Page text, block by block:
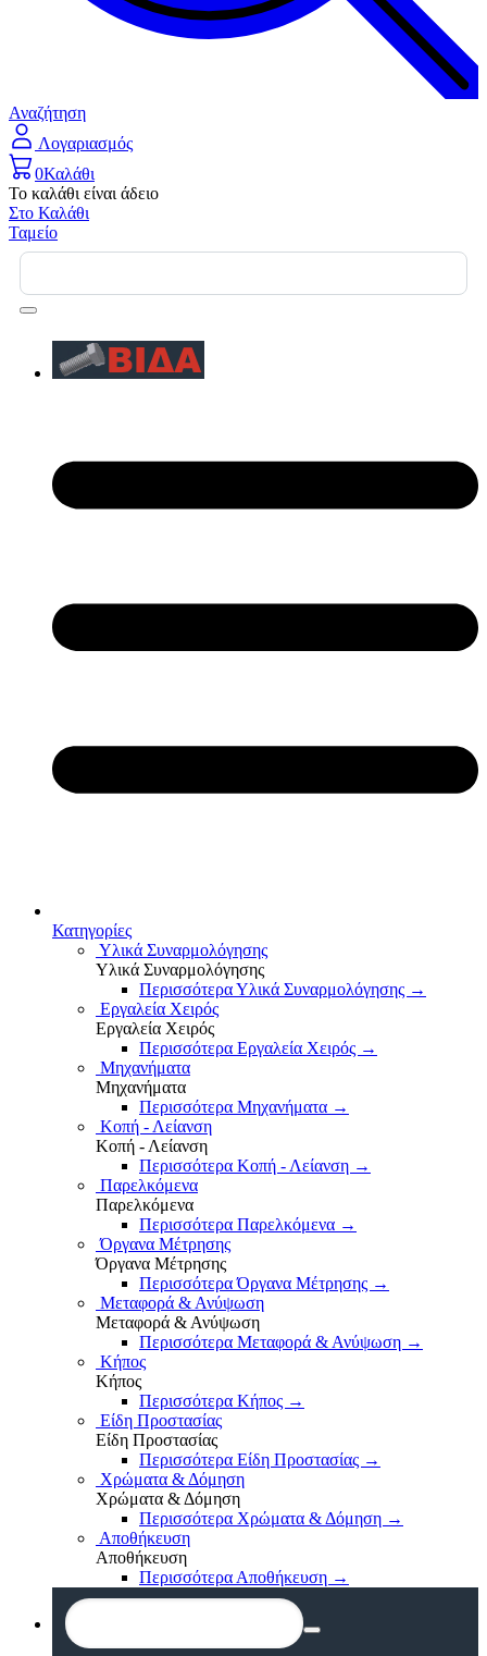
Αναζήτηση
Λογαριασμός
0Καλάθι
Το καλάθι είναι άδειο
Στο Καλάθι
Ταμείο
Κατηγορίες
Υλικά Συναρμολόγησης
Υλικά Συναρμολόγησης
Περισσότερα Υλικά Συναρμολόγησης →
Εργαλεία Χειρός
Εργαλεία Χειρός
Περισσότερα Εργαλεία Χειρός →
Μηχανήματα
Μηχανήματα
Περισσότερα Μηχανήματα →
Κοπή - Λείανση
Κοπή - Λείανση
Περισσότερα Κοπή - Λείανση →
Παρελκόμενα
Παρελκόμενα
Περισσότερα Παρελκόμενα →
Όργανα Μέτρησης
Όργανα Μέτρησης
Περισσότερα Όργανα Μέτρησης →
Μεταφορά & Ανύψωση
Μεταφορά & Ανύψωση
Περισσότερα Μεταφορά & Ανύψωση →
Κήπος
Κήπος
Περισσότερα Κήπος →
Είδη Προστασίας
Είδη Προστασίας
Περισσότερα Είδη Προστασίας →
Χρώματα & Δόμηση
Χρώματα & Δόμηση
Περισσότερα Χρώματα & Δόμηση →
Αποθήκευση
Αποθήκευση
Περισσότερα Αποθήκευση →